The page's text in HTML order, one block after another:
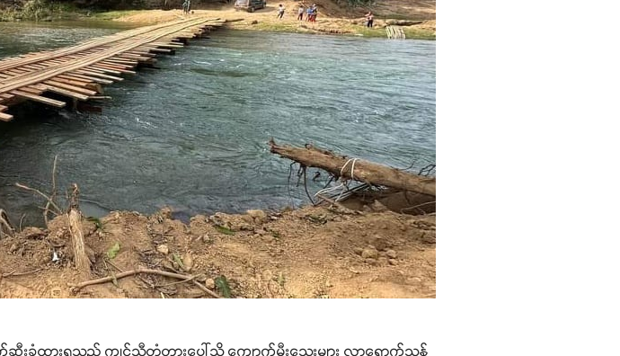
းခံထားရသည့် ကျင်သီတံတားပေါ်သို့ ကျောက်မီးသွေးများ လာရောက်သွန်